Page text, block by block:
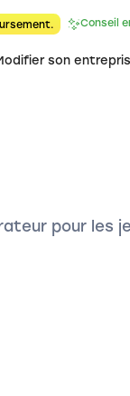
Conseil
son
pour les